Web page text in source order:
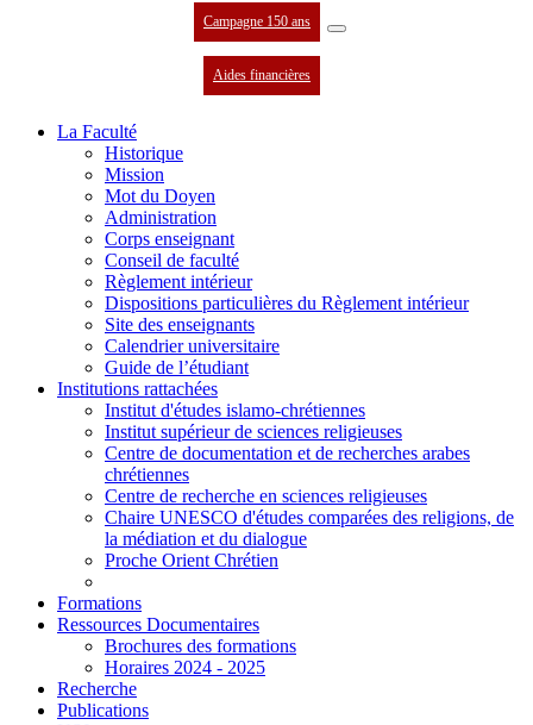
Campagne 150 ans
Aides financières
La Faculté
Historique
Mission
Mot du Doyen
Administration
Corps enseignant
Conseil de faculté
Règlement intérieur
Dispositions particulières du Règlement intérieur
Site des enseignants
Calendrier universitaire
Guide de l’étudiant
Institutions rattachées
Institut d'études islamo-chrétiennes
Institut supérieur de sciences religieuses
Centre de documentation et de recherches arabes
chrétiennes
Centre de recherche en sciences religieuses
Chaire UNESCO d'études comparées des religions, de
la médiation et du dialogue
Proche Orient Chrétien
Formations
Ressources Documentaires
Brochures des formations
Horaires 2024 - 2025
Recherche
Publications